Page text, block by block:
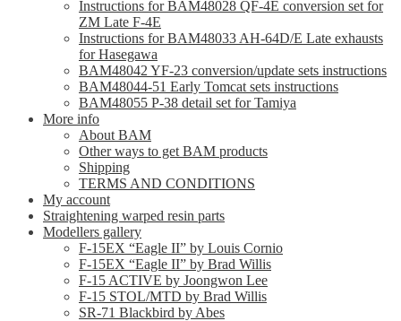
Instructions for BAM48028 QF-4E conversion set for
ZM Late F-4E
Instructions for BAM48033 AH-64D/E Late exhausts
for Hasegawa
BAM48042 YF-23 conversion/update sets instructions
BAM48044-51 Early Tomcat sets instructions
BAM48055 P-38 detail set for Tamiya
More info
About BAM
Other ways to get BAM products
Shipping
TERMS AND CONDITIONS
My account
Straightening warped resin parts
Modellers gallery
F-15EX “Eagle II” by Louis Cornio
F-15EX “Eagle II” by Brad Willis
F-15 ACTIVE by Joongwon Lee
F-15 STOL/MTD by Brad Willis
SR-71 Blackbird by Abes